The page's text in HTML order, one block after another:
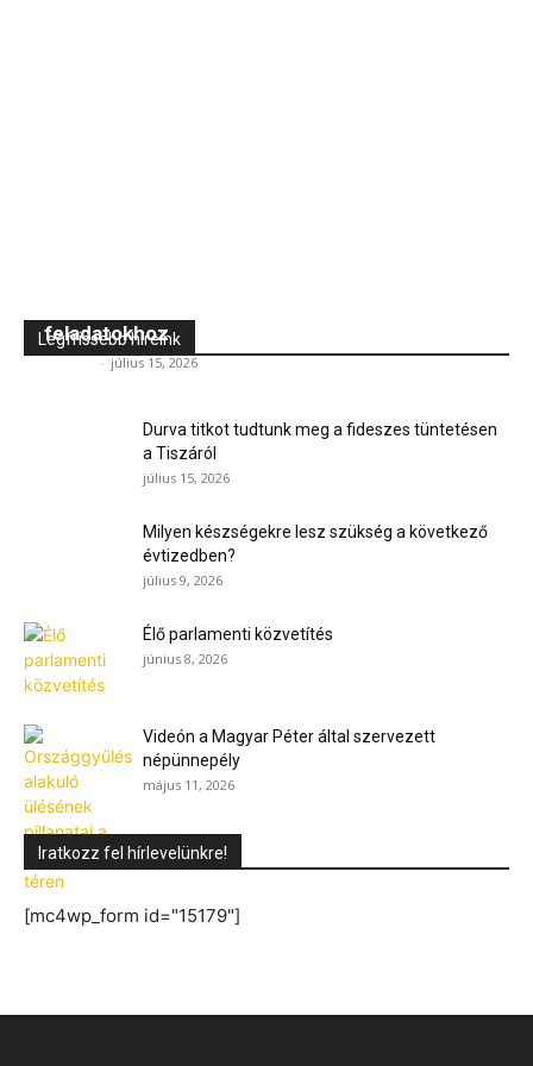
Legfrissebb híreink
feladatokhoz
- július 15, 2026
Durva titkot tudtunk meg a fideszes tüntetésen
a Tiszáról
július 15, 2026
Milyen készségekre lesz szükség a következő
évtizedben?
július 9, 2026
Élő parlamenti közvetítés
június 8, 2026
Videón a Magyar Péter által szervezett
népünnepély
május 11, 2026
Iratkozz fel hírlevelünkre!
[mc4wp_form id="15179"]